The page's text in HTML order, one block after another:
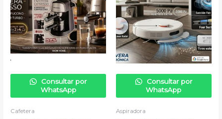
Consultar por
WhatsApp
Cafetera
Consultar por
WhatsApp
Aspiradora